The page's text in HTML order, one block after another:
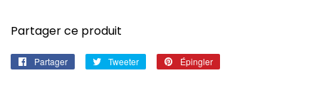
Partager ce produit
Partager
Partager Tweeter
Tweeter
Épingler